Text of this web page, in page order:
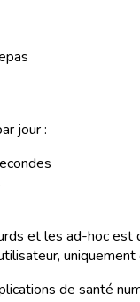
jour :
et les ad-hoc est
de santé